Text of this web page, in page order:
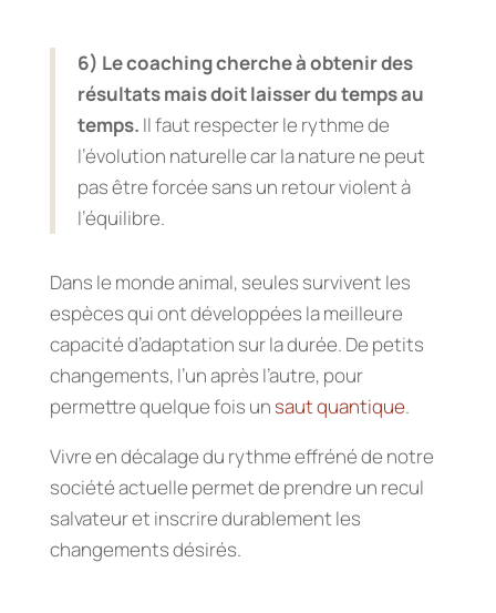
6) Le coaching cherche à obtenir des
résultats mais doit laisser du temps au
temps. Il faut respecter le rythme de
l’évolution naturelle car la nature ne peut
pas être forcée sans un retour violent à
l’équilibre.
Dans le monde animal, seules survivent les
espèces qui ont développées la meilleure
capacité d’adaptation sur la durée. De petits
changements, l’un après l’autre, pour
permettre quelque fois un saut quantique.
Vivre en décalage du rythme effréné de notre
société actuelle permet de prendre un recul
salvateur et inscrire durablement les
changements désirés.